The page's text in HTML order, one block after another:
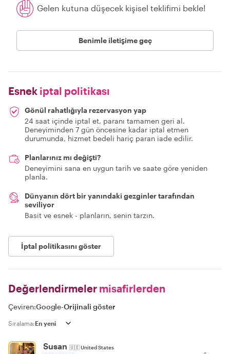
Gelen kutuna düşecek kişisel teklifimi bekle!
Benimle iletişime geç
Esnek iptal politikası
Gönül rahatlığıyla rezervasyon yap
24 saat içinde iptal et, paranı tamamen geri al.
Deneyiminden 7 gün öncesine kadar iptal etmen
durumunda, hizmet bedeli hariç paran iade edilir.
Planlarınız mı değişti?
Deneyimini sana en uygun tarih ve saate göre yeniden
planla.
Dünyanın dört bir yanındaki gezginler tarafından
seviliyor
Basit ve esnek - planların, senin tarzın.
İptal politikasını göster
Değerlendirmeler misafirlerden
Çeviren:Google-Orijinali göster
Sıralama:
Susan 🇺🇸United States